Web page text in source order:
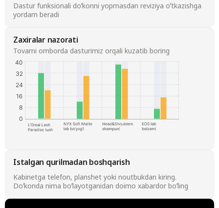
Dastur funksionali doʻkonni yopmasdan reviziya oʻtkazishga
yordam beradi
Zaxiralar nazorati
Tovarni omborda dasturimiz orqali kuzatib boring
Istalgan qurilmadan boshqarish
Kabinetga telefon, planshet yoki noutbukdan kiring.
Doʻkonda nima boʻlayotganidan doimo xabardor boʻling